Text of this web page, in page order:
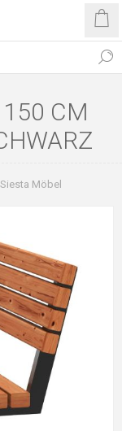
150 CM
Siesta Möbel